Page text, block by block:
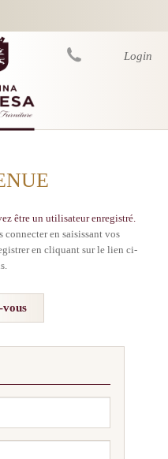
Login
être un utilisateur enregistré.
connecter en saisissant vos
en cliquant sur le lien ci-